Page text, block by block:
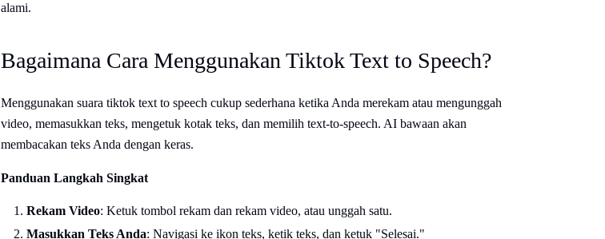
alami.
Bagaimana Cara Menggunakan Tiktok Text to Speech?
Menggunakan suara tiktok text to speech cukup sederhana ketika Anda merekam atau mengunggah
video, memasukkan teks, mengetuk kotak teks, dan memilih text-to-speech. AI bawaan akan
membacakan teks Anda dengan keras.
Panduan Langkah Singkat
Rekam Video: Ketuk tombol rekam dan rekam video, atau unggah satu.
Masukkan Teks Anda: Navigasi ke ikon teks, ketik teks, dan ketuk "Selesai."